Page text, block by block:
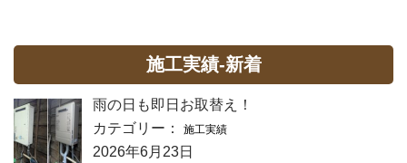
施工実績-新着
雨の日も即日お取替え！
カテゴリー：
施工実績
2026年6月23日